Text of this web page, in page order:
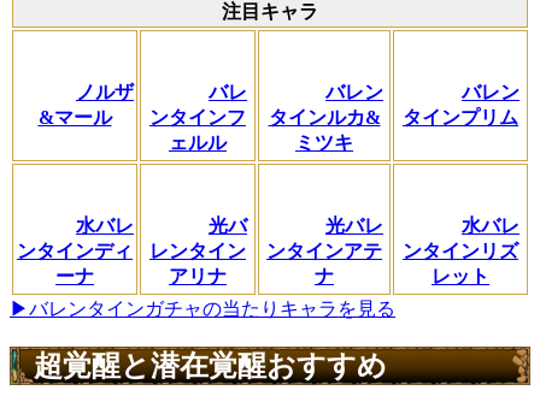
注目キャラ
ノルザ
&マール
バレ
ンタインフ
ェルル
バレン
タインルカ&
ミツキ
バレン
タインプリム
水バレ
ンタインディ
ーナ
光バ
レンタイン
アリナ
光バレ
ンタインアテ
ナ
水バレ
ンタインリズ
レット
▶バレンタインガチャの当たりキャラを見る
超覚醒と潜在覚醒おすすめ